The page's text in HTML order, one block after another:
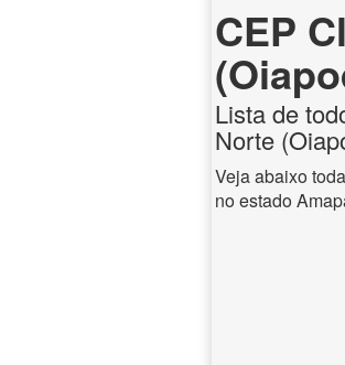
CEP
Lista de
Norte
Veja abaixo
no estado